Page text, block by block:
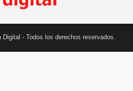
- Todos los derechos reservados.